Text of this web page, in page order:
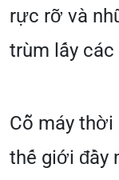
rực rỡ và
trùm lấy các
Cỗ máy thời
thế giới đầy